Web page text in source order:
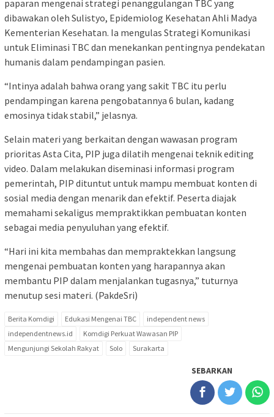
paparan mengenai strategi penanggulangan TBC yang
dibawakan oleh Sulistyo, Epidemiolog Kesehatan Ahli Madya
Kementerian Kesehatan. Ia mengulas Strategi Komunikasi
untuk Eliminasi TBC dan menekankan pentingnya pendekatan
humanis dalam pendampingan pasien.
“Intinya adalah bahwa orang yang sakit TBC itu perlu
pendampingan karena pengobatannya 6 bulan, kadang
emosinya tidak stabil,” jelasnya.
Selain materi yang berkaitan dengan wawasan program
prioritas Asta Cita, PIP juga dilatih mengenai teknik editing
video. Dalam melakukan diseminasi informasi program
pemerintah, PIP dituntut untuk mampu membuat konten di
sosial media dengan menarik dan efektif. Peserta diajak
memahami sekaligus mempraktikkan pembuatan konten
sebagai media penyuluhan yang efektif.
“Hari ini kita membahas dan mempraktekkan langsung
mengenai pembuatan konten yang harapannya akan
membantu PIP dalam menjalankan tugasnya,” tuturnya
menutup sesi materi. (PakdeSri)
Berita Komdigi Edukasi Mengenai TBC
independent news
independentnews.id
Komdigi Perkuat Wawasan PIP
Mengunjungi Sekolah Rakyat
Solo Surakarta
SEBARKAN